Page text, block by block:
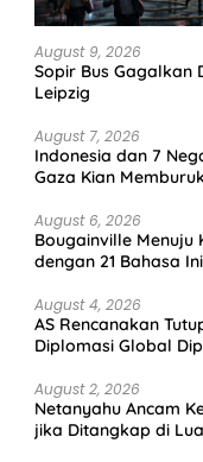
August 9, 2026
Sopir Bus Gagalkan
Leipzig
August 7, 2026
Indonesia dan 7
Gaza Kian
August 6, 2026
Bougainville Menuju
dengan 21 Bahasa
August 4, 2026
AS Rencanakan
Diplomasi Global
August 2, 2026
Netanyahu Ancam
jika Ditangkap di